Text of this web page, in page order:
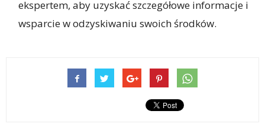
ekspertem, aby uzyskać szczegółowe informacje i
wsparcie w odzyskiwaniu swoich środków.